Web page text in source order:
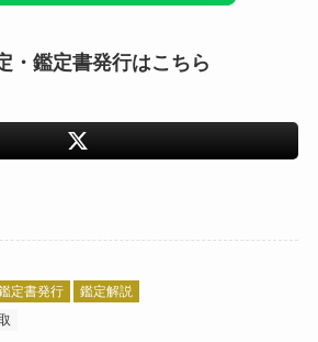
・鑑定書発行はこちら
定書発行
鑑定解説